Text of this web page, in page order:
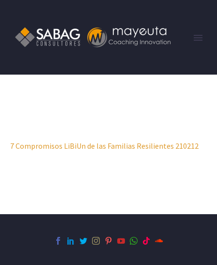
7 Compromisos LiBiUn de las Familias Resilientes 210212